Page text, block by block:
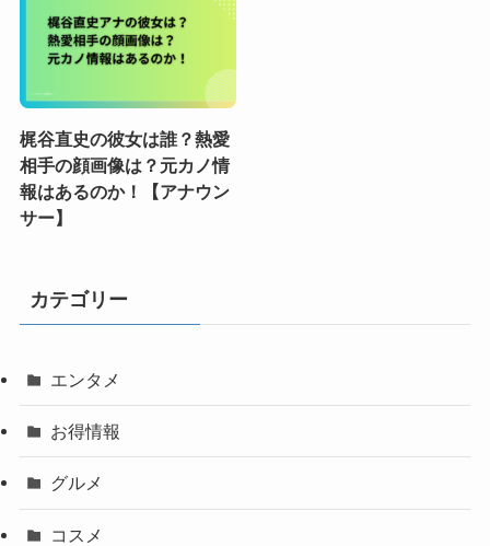
梶谷直史の彼女は誰？熱愛
相手の顔画像は？元カノ情
報はあるのか！【アナウン
サー】
カテゴリー
エンタメ
お得情報
グルメ
コスメ